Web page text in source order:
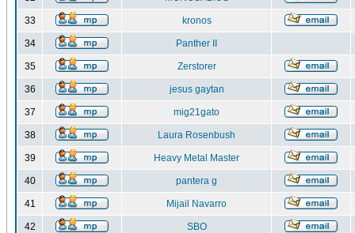
33 kronos
34 Panther II
35 Zerstorer
36 jesus gaytan
37 mig21gato
38 Laura Rosenbush
39 Heavy Metal Master
40 pantera g
41 Mijail Navarro
42 SBO